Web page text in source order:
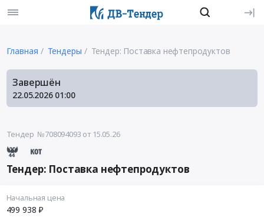
Главная Тендеры Тендер: Поставка нефтепродуктов
Завершён
22.05.2026 01:00
Тендер №708094093 от 15.05.26
Тендер: Поставка нефтепродуктов
Начальная цена
499 938 ₽